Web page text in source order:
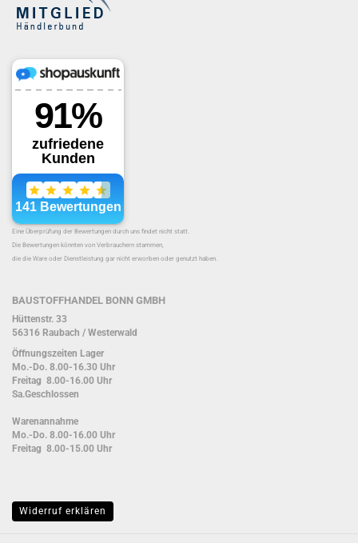
Eine Überprüfung der Bewertungen durch uns findet nicht statt.
Die Bewertungen könnten von Verbrauchern stammen,
die die Ware oder Dienstleistung gar nicht erworben oder genutzt haben.
BAUSTOFFHANDEL BONN GMBH
Hüttenstr. 33
56316 Raubach / Westerwald
Öffnungszeiten Lager
Mo.-Do. 8.00-16.30 Uhr
Freitag 8.00-16.00 Uhr
Sa.Geschlossen
Warenannahme
Mo.-Do. 8.00-16.00 Uhr
Freitag 8.00-15.00 Uhr
Widerruf erklären